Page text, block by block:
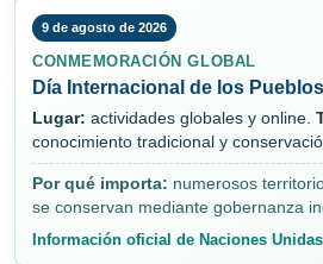
9 de agosto de 2026
CONMEMORACIÓN GLOBAL
Día Internacional de los
Lugar: actividades globales y online.
conocimiento tradicional y
Por qué importa: numerosos
se conservan mediante gobernanza
Información oficial de Naciones